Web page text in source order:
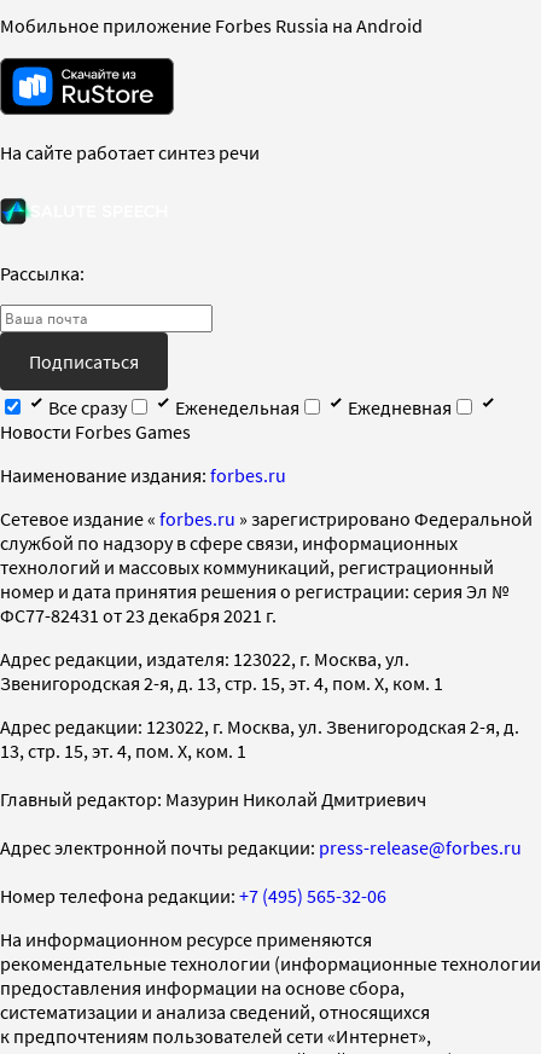
Мобильное приложение Forbes Russia на Android
На сайте работает синтез речи
Рассылка:
Подписаться
Все сразу
Еженедельная
Ежедневная
Новости Forbes Games
Наименование издания: forbes.ru
Cетевое издание « forbes.ru » зарегистрировано Федеральной
службой по надзору в сфере связи, информационных
технологий и массовых коммуникаций, регистрационный
номер и дата принятия решения о регистрации: серия Эл №
ФС77-82431 от 23 декабря 2021 г.
Адрес редакции, издателя: 123022, г. Москва, ул.
Звенигородская 2-я, д. 13, стр. 15, эт. 4, пом. X, ком. 1
Адрес редакции: 123022, г. Москва, ул. Звенигородская 2-я, д.
13, стр. 15, эт. 4, пом. X, ком. 1
Главный редактор: Мазурин Николай Дмитриевич
Адрес электронной почты редакции: press-release@forbes.ru
Номер телефона редакции: +7 (495) 565-32-06
На информационном ресурсе применяются
рекомендательные технологии (информационные технологии
предоставления информации на основе сбора,
систематизации и анализа сведений, относящихся
к предпочтениям пользователей сети «Интернет»,